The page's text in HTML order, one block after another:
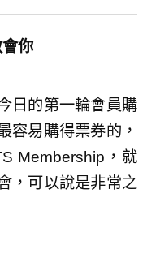
你
日的第一輪會員購
容易購得票券的，
Membership，就
，可以說是非常之